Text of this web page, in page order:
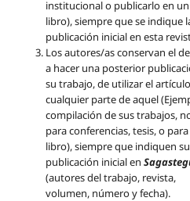
institucional o publicarlo en un
libro), siempre que se indique
publicación inicial en esta
Los autores/as conservan el
a hacer una posterior
su trabajo, de utilizar el
cualquier parte de aquel
compilación de sus trabajos,
para conferencias, tesis, o
libro), siempre que indiquen su
publicación inicial en
(autores del trabajo, revista,
volumen, número y fecha).